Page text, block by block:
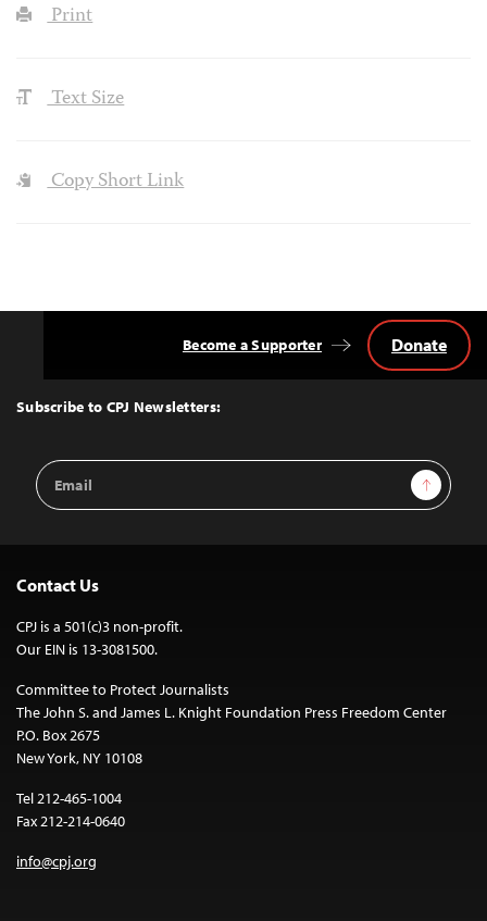
Print
Text Size
Copy Short Link
Top
Subscribe to CPJ Newsletters:
Email
Address
Sign Up
Become a Supporter Donate
Contact Us
CPJ is a 501(c)3 non-profit.
Our EIN is 13-3081500.
Committee to Protect Journalists
The John S. and James L. Knight Foundation Press Freedom Center
P.O. Box 2675
New York, NY 10108
Tel 212-465-1004
Fax 212-214-0640
info@cpj.org